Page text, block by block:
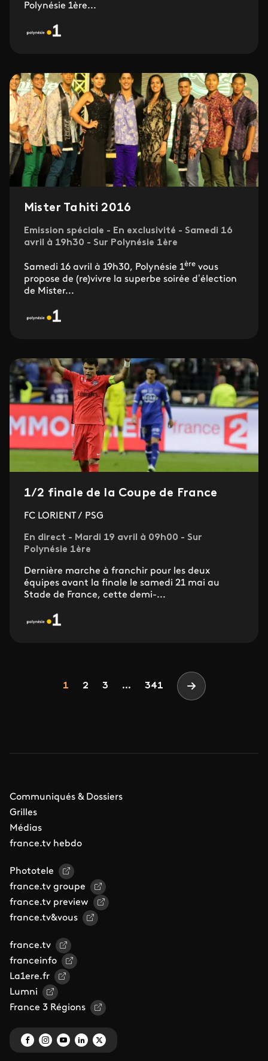
Polynésie 1ère...
Mister Tahiti 2016
Emission spéciale - En exclusivité - Samedi 16
avril à 19h30 - Sur Polynésie 1ère
Samedi 16 avril à 19h30, Polynésie 1ère vous
propose de (re)vivre la superbe soirée d’élection
de Mister...
1/2 finale de la Coupe de France
FC LORIENT / PSG
En direct - Mardi 19 avril à 09h00 - Sur
Polynésie 1ère
Dernière marche à franchir pour les deux
équipes avant la finale le samedi 21 mai au
Stade de France, cette demi-...
Page
1 Page
2 Page
3 ... 341 Page suivante
Communiqués & Dossiers
Grilles
Médias
france.tv hebdo
Phototele
france.tv groupe
france.tv preview
france.tv&vous
france.tv
franceinfo
La1ere.fr
Lumni
France 3 Régions